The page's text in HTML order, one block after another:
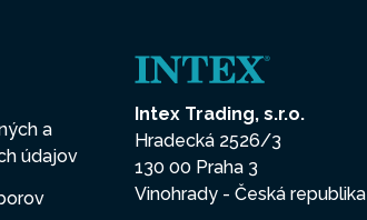
a
údajov
Intex Trading, s.r.o.
Hradecká 2526/3
130 00 Praha 3
Vinohrady - Česká republika